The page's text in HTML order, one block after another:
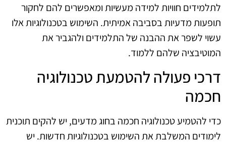
לתלמידים חוויות למידה מעשיות ומאפשרים להם לחקור
תופעות מדעיות בסביבה אמיתית. השימוש בטכנולוגיות אלו
עשוי לשפר את ההבנה של התלמידים ולהגביר את
המוטיבציה שלהם ללמוד.
דרכי פעולה להטמעת טכנולוגיה
חכמה
כדי להטמיע טכנולוגיה חכמה בחוג מדעים, יש להקים תוכנית
לימודים המשלבת את השימוש בטכנולוגיות חדשות. יש